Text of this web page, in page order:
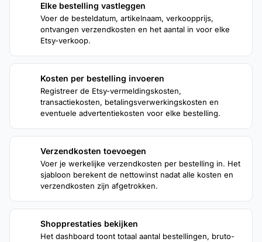
Elke bestelling vastleggen
Voer de besteldatum, artikelnaam, verkoopprijs,
ontvangen verzendkosten en het aantal in voor elke
Etsy-verkoop.
Kosten per bestelling invoeren
Registreer de Etsy-vermeldingskosten,
transactiekosten, betalingsverwerkingskosten en
eventuele advertentiekosten voor elke bestelling.
Verzendkosten toevoegen
Voer je werkelijke verzendkosten per bestelling in. Het
sjabloon berekent de nettowinst nadat alle kosten en
verzendkosten zijn afgetrokken.
Shopprestaties bekijken
Het dashboard toont totaal aantal bestellingen, bruto-